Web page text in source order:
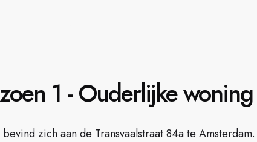
1 - Ouderlijke woning
zich aan de Transvaalstraat 84a te Amsterdam.